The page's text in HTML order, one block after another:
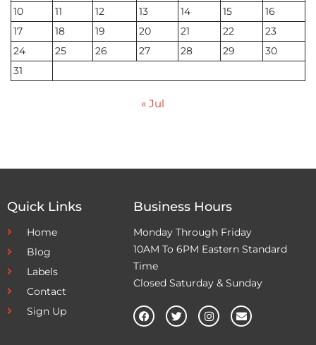
10
11 12 13 14 15
16
17
18 19 20 21 22
23
24
25 26 27 28 29
30
31
« Jul
Quick Links
Home
Blog
Labels
Contact
Sign Up
Business Hours
Monday Through Friday
10AM To 6PM Eastern Standard
Time
Closed Saturday & Sunday